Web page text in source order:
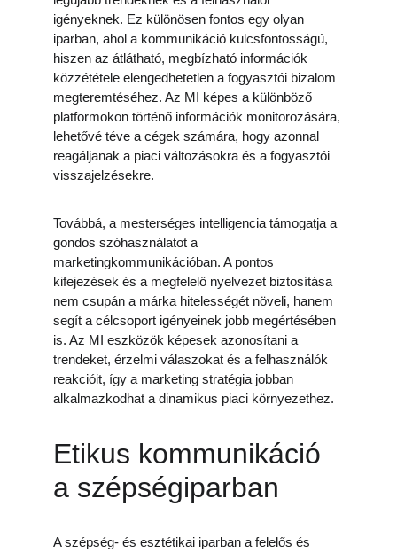
igényeknek. Ez különösen fontos egy olyan
iparban, ahol a kommunikáció kulcsfontosságú,
hiszen az átlátható, megbízható információk
közzététele elengedhetetlen a fogyasztói bizalom
megteremtéséhez. Az MI képes a különböző
platformokon történő információk monitorozására,
lehetővé téve a cégek számára, hogy azonnal
reagáljanak a piaci változásokra és a fogyasztói
visszajelzésekre.
Továbbá, a mesterséges intelligencia támogatja a
gondos szóhasználatot a
marketingkommunikációban. A pontos
kifejezések és a megfelelő nyelvezet biztosítása
nem csupán a márka hitelességét növeli, hanem
segít a célcsoport igényeinek jobb megértésében
is. Az MI eszközök képesek azonosítani a
trendeket, érzelmi válaszokat és a felhasználók
reakcióit, így a marketing stratégia jobban
alkalmazkodhat a dinamikus piaci környezethez.
Etikus kommunikáció
a szépségiparban
A szépség- és esztétikai iparban a felelős és